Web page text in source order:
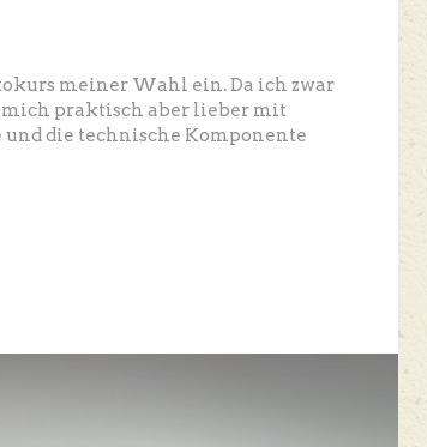
meiner Wahl ein. Da ich zwar
mich praktisch aber lieber mit
die technische Komponente